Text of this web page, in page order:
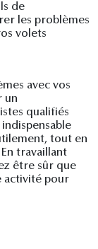
de
les problèmes
volets
avec vos
un
qualifiés
tout en
travaillant
être sûr que
activité pour